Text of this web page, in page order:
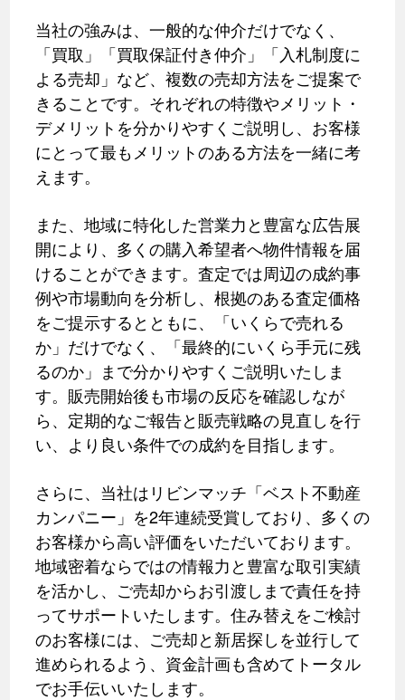
当社の強みは、一般的な仲介だけでなく、
「買取」「買取保証付き仲介」「入札制度に
よる売却」など、複数の売却方法をご提案で
きることです。それぞれの特徴やメリット・
デメリットを分かりやすくご説明し、お客様
にとって最もメリットのある方法を一緒に考
えます。
また、地域に特化した営業力と豊富な広告展
開により、多くの購入希望者へ物件情報を届
けることができます。査定では周辺の成約事
例や市場動向を分析し、根拠のある査定価格
をご提示するとともに、「いくらで売れる
か」だけでなく、「最終的にいくら手元に残
るのか」まで分かりやすくご説明いたしま
す。販売開始後も市場の反応を確認しなが
ら、定期的なご報告と販売戦略の見直しを行
い、より良い条件での成約を目指します。
さらに、当社はリビンマッチ「ベスト不動産
カンパニー」を2年連続受賞しており、多くの
お客様から高い評価をいただいております。
地域密着ならではの情報力と豊富な取引実績
を活かし、ご売却からお引渡しまで責任を持
ってサポートいたします。住み替えをご検討
のお客様には、ご売却と新居探しを並行して
進められるよう、資金計画も含めてトータル
でお手伝いいたします。